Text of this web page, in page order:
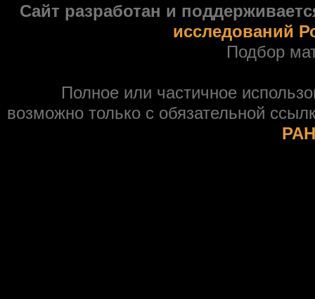
Сайт разработан и
исследований
Подбор
Полное или частичное
возможно только с обязательной